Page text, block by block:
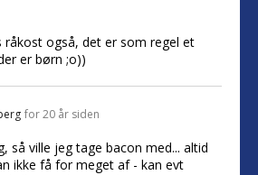
råkost også, det er som regel et
er børn ;o))
for 20 år siden
så ville jeg tage bacon med... altid
ikke få for meget af - kan evt